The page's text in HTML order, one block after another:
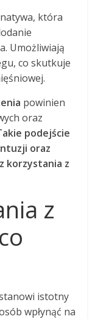
która
Umożliwiają
co skutkuje
powinien
oraz
podejście
oraz
korzystania z
z
istotny
wpłynąć na